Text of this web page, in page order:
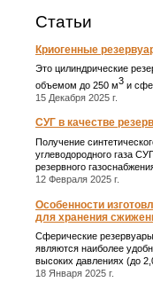
Статьи
Криогенные
Это цилиндрические
объемом до 250 м3 и
15 Декабря 2025 г.
СУГ в качестве
Получение
углеводородного газа
резервного
12 Февраля 2025 г.
Особенности
для хранения
Сферические
являются наиболее
высоких давлениях (до
18 Января 2025 г.